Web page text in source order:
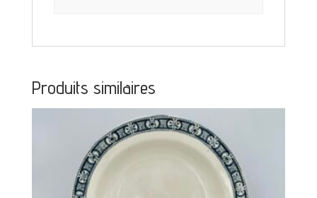
Produits similaires